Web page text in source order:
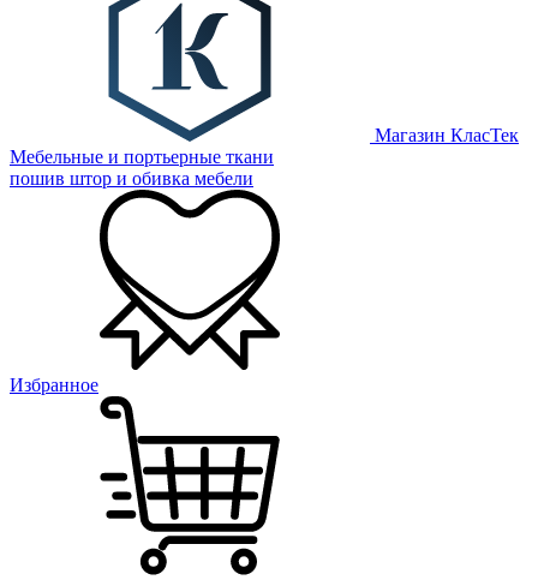
Магазин КласТек
Мебельные и портьерные ткани
пошив штор и обивка мебели
Избранное